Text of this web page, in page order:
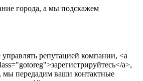
города, а мы подскажем
репутацией компании, <a
a>,
мы передадим ваши контактные